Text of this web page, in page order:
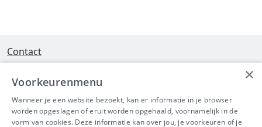
Contact
Interleuvenlaan 58 - 3001 Heverlee
Tel 016/390490
info@ibeve.be
×
Voorkeurenmenu
Wanneer je een website bezoekt, kan er informatie in je browser
worden opgeslagen of eruit worden opgehaald, voornamelijk in de
vorm van cookies. Deze informatie kan over jou, je voorkeuren of je